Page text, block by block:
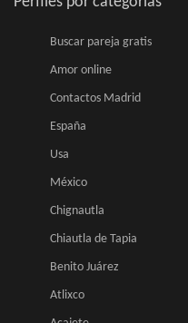
Buscar pareja gratis
Amor online
Contactos Madrid
España
Usa
México
Chignautla
Chiautla de Tapia
Benito Juárez
Atlixco